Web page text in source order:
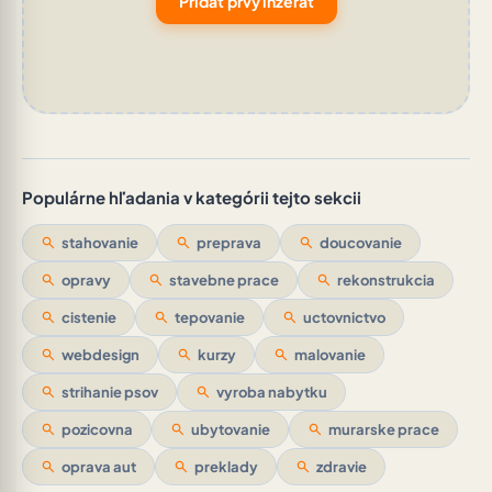
Populárne hľadania v kategórii tejto sekcii
search stahovanie search preprava search doucovanie
search opravy search stavebne prace search rekonstrukcia
search cistenie search tepovanie search uctovnictvo
search webdesign search kurzy search malovanie
search strihanie psov search vyroba nabytku
search pozicovna search ubytovanie search murarske prace
search oprava aut search preklady search zdravie